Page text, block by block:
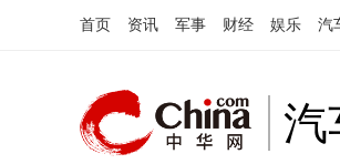
首页 资讯 军事 财经 娱乐 汽
汽